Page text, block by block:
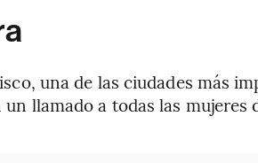
una de las ciudades más
llamado a todas las mujeres